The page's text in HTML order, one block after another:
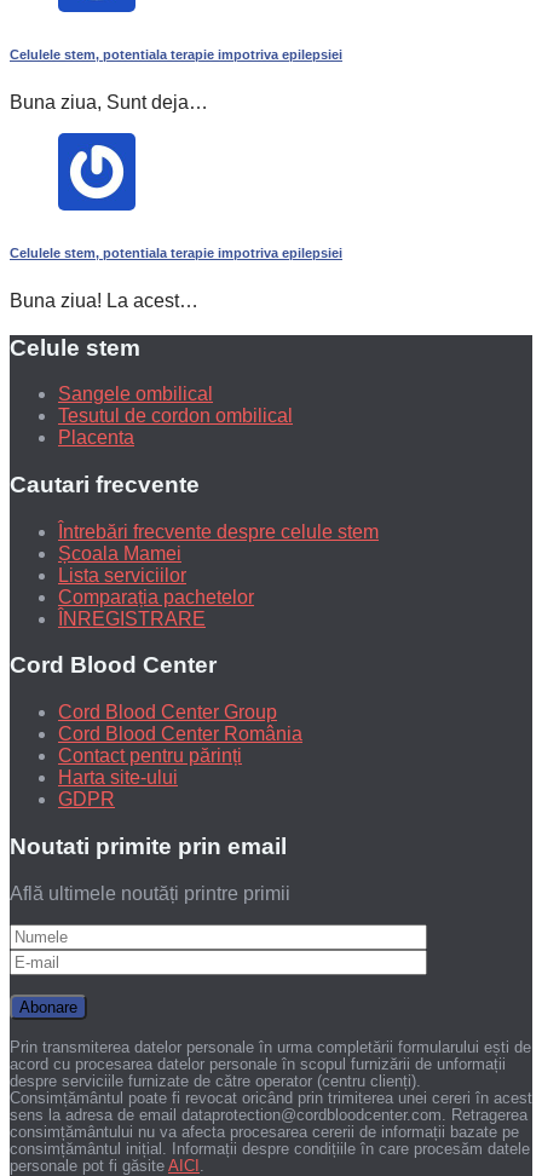
Celulele stem, potentiala terapie impotriva epilepsiei
Buna ziua, Sunt deja…
Celulele stem, potentiala terapie impotriva epilepsiei
Buna ziua! La acest…
Celule stem
Sangele ombilical
Tesutul de cordon ombilical
Placenta
Cautari frecvente
Întrebări frecvente despre celule stem
Școala Mamei
Lista serviciilor
Comparația pachetelor
ÎNREGISTRARE
Cord Blood Center
Cord Blood Center Group
Cord Blood Center România
Contact pentru părinți
Harta site-ului
GDPR
Noutati primite prin email
Află ultimele noutăți printre primii
Prin transmiterea datelor personale în urma completării formularului ești de
acord cu procesarea datelor personale în scopul furnizării de unformații
despre serviciile furnizate de către operator (centru clienți).
Consimțământul poate fi revocat oricând prin trimiterea unei cereri în acest
sens la adresa de email dataprotection@cordbloodcenter.com. Retragerea
consimțământului nu va afecta procesarea cererii de informații bazate pe
consimțământul inițial. Informații despre condițiile în care procesăm datele
personale pot fi găsite AICI